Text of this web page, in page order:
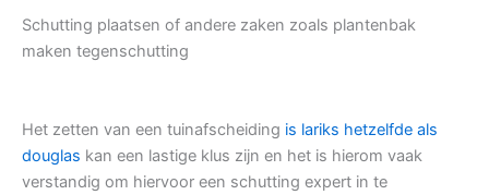
Schutting plaatsen of andere zaken zoals plantenbak
maken tegenschutting
Het zetten van een tuinafscheiding is lariks hetzelfde als
douglas kan een lastige klus zijn en het is hierom vaak
verstandig om hiervoor een schutting expert in te